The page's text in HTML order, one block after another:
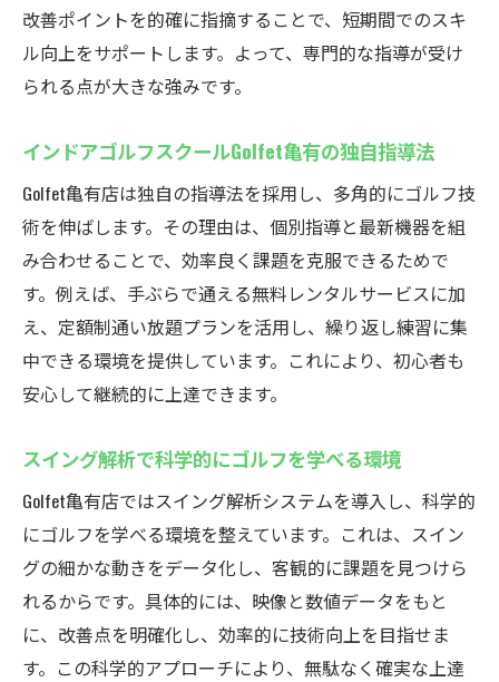
改善ポイントを的確に指摘することで、短期間でのスキ
ル向上をサポートします。よって、専門的な指導が受け
られる点が大きな強みです。
インドアゴルフスクールGolfet亀有の独自指導法
Golfet亀有店は独自の指導法を採用し、多角的にゴルフ技
術を伸ばします。その理由は、個別指導と最新機器を組
み合わせることで、効率良く課題を克服できるためで
す。例えば、手ぶらで通える無料レンタルサービスに加
え、定額制通い放題プランを活用し、繰り返し練習に集
中できる環境を提供しています。これにより、初心者も
安心して継続的に上達できます。
スイング解析で科学的にゴルフを学べる環境
Golfet亀有店ではスイング解析システムを導入し、科学的
にゴルフを学べる環境を整えています。これは、スイン
グの細かな動きをデータ化し、客観的に課題を見つけら
れるからです。具体的には、映像と数値データをもと
に、改善点を明確化し、効率的に技術向上を目指せま
す。この科学的アプローチにより、無駄なく確実な上達